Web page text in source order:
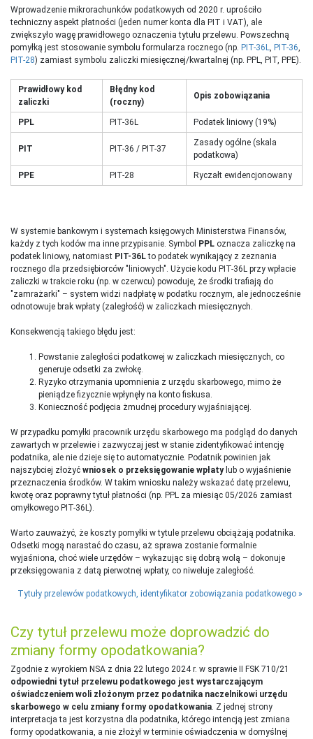
Wprowadzenie mikrorachunków podatkowych od 2020 r. uprościło
techniczny aspekt płatności (jeden numer konta dla PIT i VAT), ale
zwiększyło wagę prawidłowego oznaczenia tytułu przelewu. Powszechną
pomyłką jest stosowanie symbolu formularza rocznego (np. PIT-36L, PIT-36,
PIT-28) zamiast symbolu zaliczki miesięcznej/kwartalnej (np. PPL, PIT, PPE).
Prawidłowy kod
zaliczki
Błędny kod
(roczny)
Opis zobowiązania
PPL PIT-36L Podatek liniowy (19%)
PIT PIT-36 / PIT-37
Zasady ogólne (skala
podatkowa)
PPE PIT-28 Ryczałt ewidencjonowany
W systemie bankowym i systemach księgowych Ministerstwa Finansów,
każdy z tych kodów ma inne przypisanie. Symbol PPL oznacza zaliczkę na
podatek liniowy, natomiast PIT-36Lto podatek wynikający z zeznania
rocznego dla przedsiębiorców "liniowych". Użycie kodu PIT-36L przy wpłacie
zaliczki w trakcie roku (np. w czerwcu) powoduje, że środki trafiają do
"zamrażarki" – system widzi nadpłatę w podatku rocznym, ale jednocześnie
odnotowuje brak wpłaty (zaległość) w zaliczkach miesięcznych.
Konsekwencją takiego błędu jest:
Powstanie zaległości podatkowej w zaliczkach miesięcznych, co
generuje odsetki za zwłokę.
Ryzyko otrzymania upomnienia z urzędu skarbowego, mimo że
pieniądze fizycznie wpłynęły na konto fiskusa.
Konieczność podjęcia żmudnej procedury wyjaśniającej.
W przypadku pomyłki pracownik urzędu skarbowego ma podgląd do danych
zawartych w przelewie i zazwyczaj jest w stanie zidentyfikować intencję
podatnika, ale nie dzieje się to automatycznie. Podatnik powinien jak
najszybciej złożyć wniosek o przeksięgowanie wpłatylub o wyjaśnienie
przeznaczenia środków. W takim wniosku należy wskazać datę przelewu,
kwotę oraz poprawny tytuł płatności (np. PPL za miesiąc 05/2026 zamiast
omyłkowego PIT-36L).
Warto zauważyć, że koszty pomyłki w tytule przelewu obciążają podatnika.
Odsetki mogą narastać do czasu, aż sprawa zostanie formalnie
wyjaśniona, choć wiele urzędów – wykazując się dobrą wolą – dokonuje
przeksięgowania z datą pierwotnej wpłaty, co niweluje zaległość.
Tytuły przelewów podatkowych, identyfikator zobowiązania podatkowego
Czy tytuł przelewu może doprowadzić do
zmiany formy opodatkowania?
Zgodnie z wyrokiem NSA z dnia 22 lutego 2024 r. w sprawie II FSK 710/21
odpowiedni tytuł przelewu podatkowego jest wystarczającym
oświadczeniem woli złożonym przez podatnika naczelnikowi urzędu
skarbowego w celu zmiany formy opodatkowania. Z jednej strony
interpretacja ta jest korzystna dla podatnika, którego intencją jest zmiana
formy opodatkowania, a nie złożył w terminie oświadczenia w domyślnej